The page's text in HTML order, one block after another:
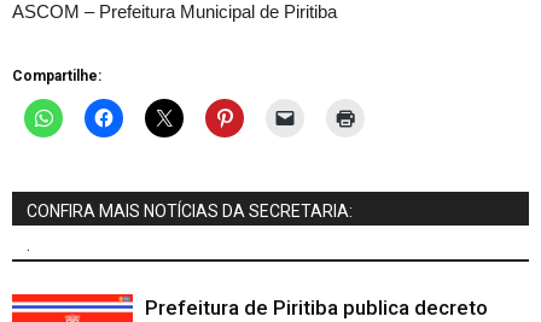
ASCOM – Prefeitura Municipal de Piritiba
Compartilhe:
CONFIRA MAIS NOTÍCIAS DA SECRETARIA:
Prefeitura de Piritiba publica decreto